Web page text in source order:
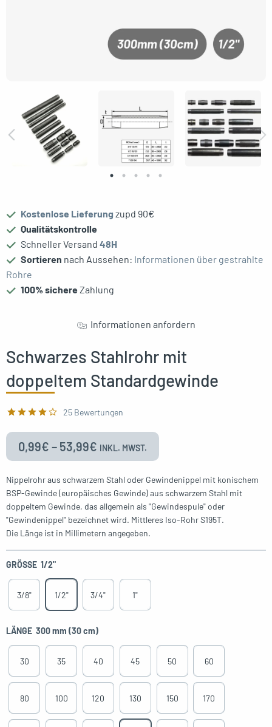
Kostenlose Lieferung zupd 90€
Qualitätskontrolle
Schneller Versand 48H
Sortieren nach Aussehen: Informationen über gestrahlte
Rohre
100% sichereZahlung
Informationen anfordern
Schwarzes Stahlrohr mit
doppeltem Standardgewinde
25 Bewertungen
0,99€ – 53,99€ INKL. MWST.
Nippelrohr aus schwarzem Stahl oder Gewindenippel mit konischem
BSP-Gewinde (europäisches Gewinde) aus schwarzem Stahl mit
doppeltem Gewinde, das allgemein als "Gewindespule" oder
"Gewindenippel" bezeichnet wird. Mittleres Iso-Rohr S195T.
Die Länge ist in Millimetern angegeben.
GRÖSSE 1/2"
3/8" 1/2" 3/4" 1"
LÄNGE 300 mm (30 cm)
30 35 40 45 50 60
80 100 120 130 150 170
menu